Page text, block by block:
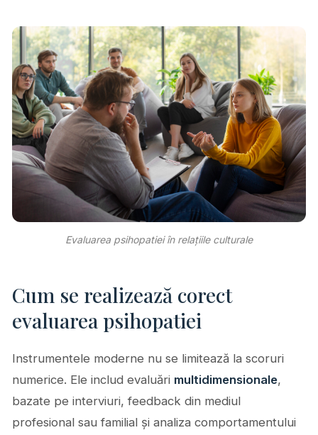
Evaluarea psihopatiei în relațiile culturale
Cum se realizează corect
evaluarea psihopatiei
Instrumentele moderne nu se limitează la scoruri
numerice. Ele includ evaluări multidimensionale,
bazate pe interviuri, feedback din mediul
profesional sau familial și analiza comportamentului